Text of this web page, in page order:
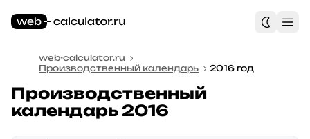
web-calculator.ru
Производственный календарь
2016 год
Производственный
календарь 2016